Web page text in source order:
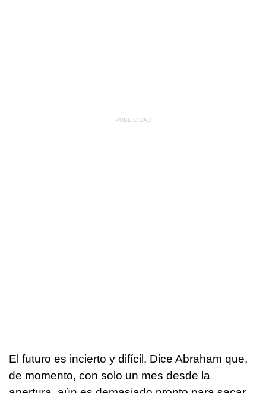
El futuro es incierto y difícil. Dice Abraham que,
de momento, con solo un mes desde la